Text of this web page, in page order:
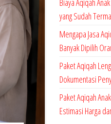
Biaya Aqiqah
yang Sudah
Mengapa Jasa
Banyak Dipilih
Paket Aqiqah
Dokumentasi
Paket Aqiqah
Estimasi Harga